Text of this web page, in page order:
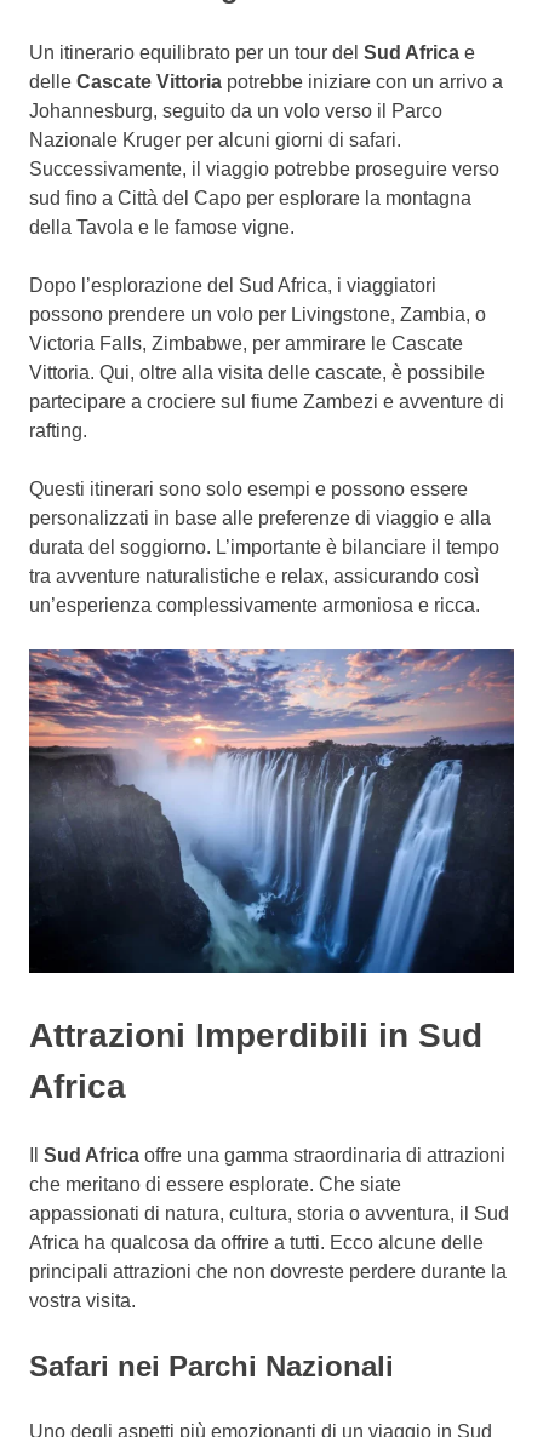
Un itinerario equilibrato per un tour del Sud Africa e
delle Cascate Vittoria potrebbe iniziare con un arrivo a
Johannesburg, seguito da un volo verso il Parco
Nazionale Kruger per alcuni giorni di safari.
Successivamente, il viaggio potrebbe proseguire verso
sud fino a Città del Capo per esplorare la montagna
della Tavola e le famose vigne.
Dopo l’esplorazione del Sud Africa, i viaggiatori
possono prendere un volo per Livingstone, Zambia, o
Victoria Falls, Zimbabwe, per ammirare le Cascate
Vittoria. Qui, oltre alla visita delle cascate, è possibile
partecipare a crociere sul fiume Zambezi e avventure di
rafting.
Questi itinerari sono solo esempi e possono essere
personalizzati in base alle preferenze di viaggio e alla
durata del soggiorno. L’importante è bilanciare il tempo
tra avventure naturalistiche e relax, assicurando così
un’esperienza complessivamente armoniosa e ricca.
Attrazioni Imperdibili in Sud
Africa
Sud Africa offre una gamma straordinaria di attrazioni
che meritano di essere esplorate. Che siate
appassionati di natura, cultura, storia o avventura, il Sud
Africa ha qualcosa da offrire a tutti. Ecco alcune delle
principali attrazioni che non dovreste perdere durante la
vostra visita.
Safari nei Parchi Nazionali
Uno degli aspetti più emozionanti di un viaggio in Sud